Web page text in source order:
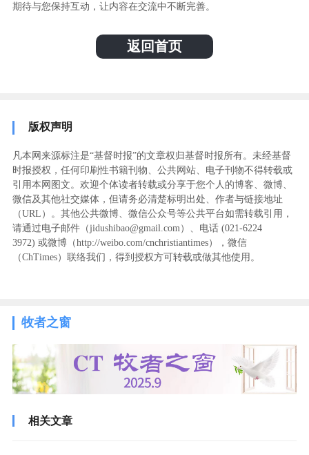
期待与您保持互动，让内容在交流中不断完善。
返回首页
版权声明
凡本网来源标注是“基督时报”的文章权归基督时报所有。未经基督
时报授权，任何印刷性书籍刊物、公共网站、电子刊物不得转载或
引用本网图文。欢迎个体读者转载或分享于您个人的博客、微博、
微信及其他社交媒体，但请务必清楚标明出处、作者与链接地址
（URL）。其他公共微博、微信公众号等公共平台如需转载引用，
请通过电子邮件（jidushibao@gmail.com）、电话 (021-6224
3972) ‬或微博（http://weibo.com/cnchristiantimes），微信
（ChTimes）联络我们，得到授权方可转载或做其他使用。
牧者之窗
相关文章